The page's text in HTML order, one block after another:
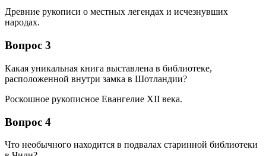
Древние рукописи о местных легендах и исчезнувших
народах.
Вопрос 3
Какая уникальная книга выставлена в библиотеке,
расположенной внутри замка в Шотландии?
Роскошное рукописное Евангелие XII века.
Вопрос 4
Что необычного находится в подвалах старинной библиотеки